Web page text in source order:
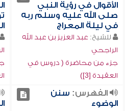
الأقوال في رؤية النبي
صلى الله عليه وسلم ربه
في ليلة المعراج
للشيخ: عبد العزيز بن عبد الله
الراجحي
جزء من محاضرة ( دروس في
العقيدة [3])
الفهرس: سنن
الوضوء